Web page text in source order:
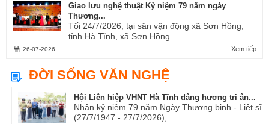
Giao lưu nghệ thuật Kỷ niệm 79 năm ngày
Thương...
Tối 24/7/2026, tại sân vận động xã Sơn Hồng,
tỉnh Hà Tĩnh, xã Sơn Hồng...
Xem tiếp
26-07-2026
ĐỜI SỐNG VĂN NGHỆ
Hội Liên hiệp VHNT Hà Tĩnh dâng hương tri ân...
Nhân kỷ niệm 79 năm Ngày Thương binh - Liệt sĩ
(27/7/1947 - 27/7/2026),...